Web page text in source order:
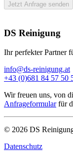
Jetzt Anfrage senden
DS Reinigung
Ihr perfekter Partner
info@ds-reinigung.at
+43 (0)681 84 57 50
Wir freuen uns, von
Anfrageformularfür
© 2026 DS
Datenschutz